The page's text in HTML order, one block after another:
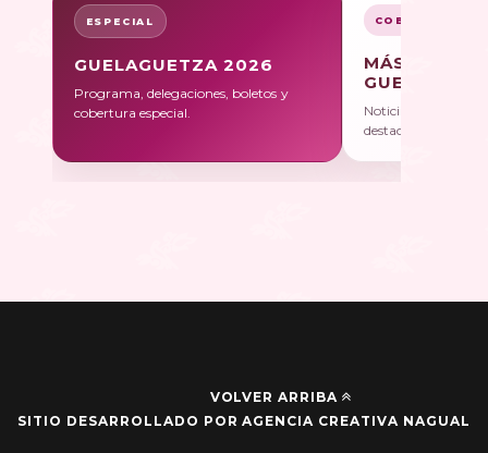
ESPECIAL
GUELAGUETZA 2026
Programa, delegaciones, boletos y
cobertura especial.
COBERTURA
MÁS SOBRE
Noticias, galerías y
destacadas.
VOLVER ARRIBA
SITIO DESARROLLADO POR AGENCIA CREATIVA NAGUAL